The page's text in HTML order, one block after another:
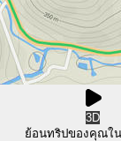
3D
ย้อนทริปของคุณใ